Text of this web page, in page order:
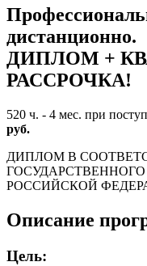
дистанционно.
ДИПЛОМ +
РАССРОЧКА!
520 ч. - 4 мес. при
руб.
ДИПЛОМ В
РОССИЙСКОЙ
Описание
Цель: